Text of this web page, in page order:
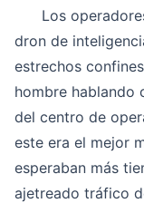
Los operadores
dron de
estrechos
hombre hablando
del centro de
este era el mejor
esperaban más
ajetreado tráfico